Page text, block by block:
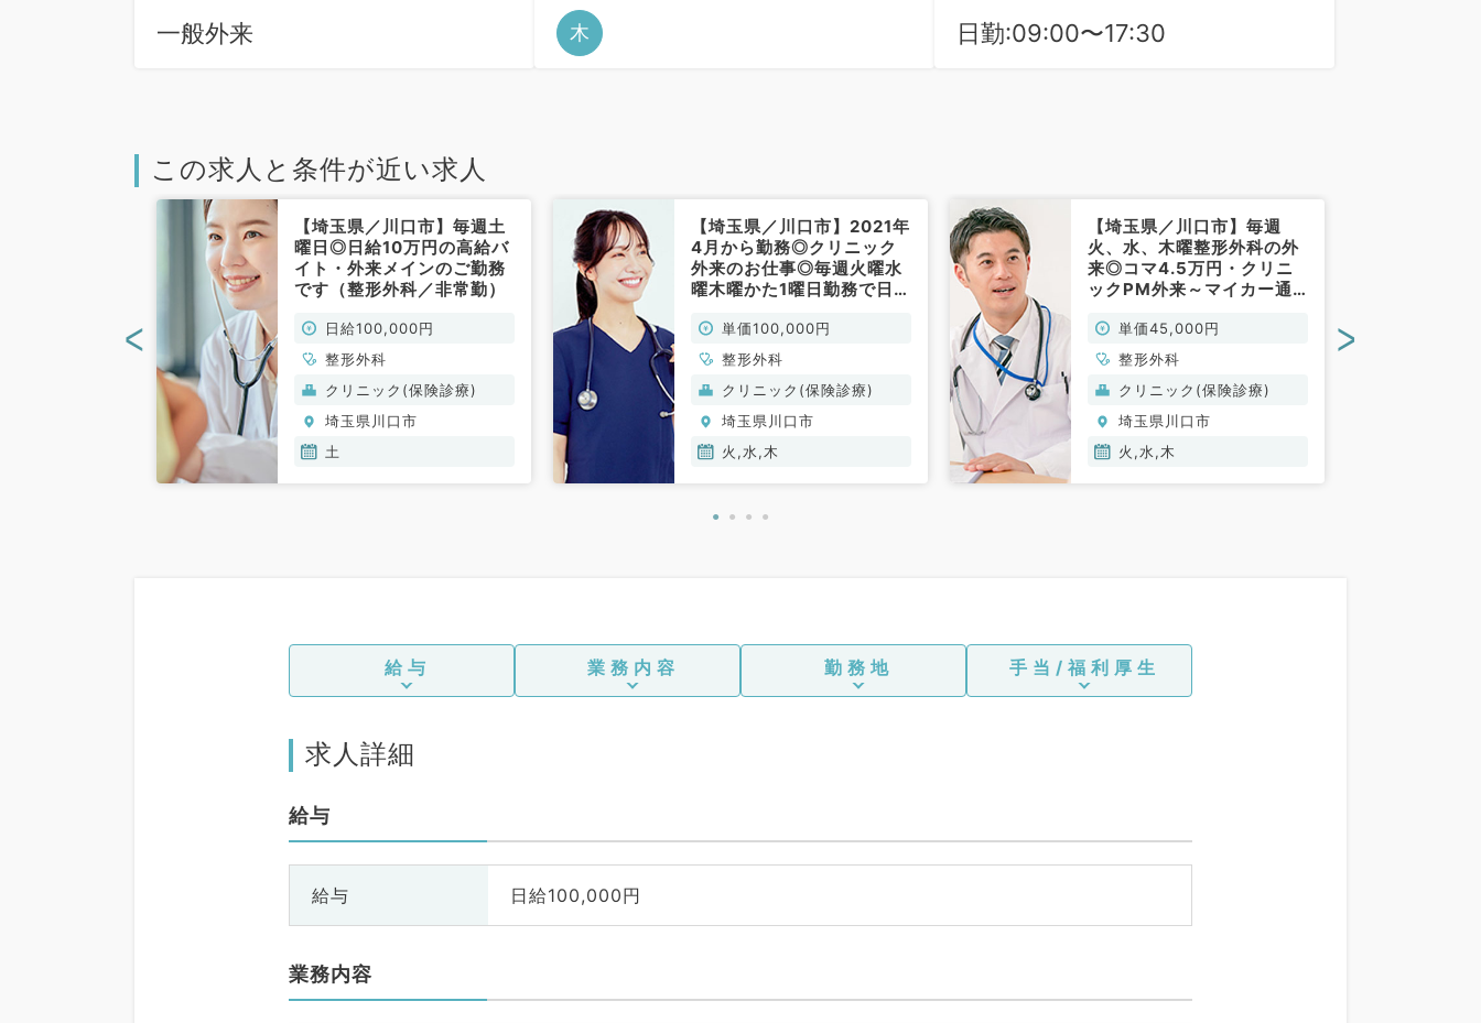
一般外来 木 日勤:09:00〜17:30
この求人と条件が近い求人
【埼玉県／川口市】毎週土
曜日◎日給10万円の高給バ
イト・外来メインのご勤務
です（整形外科／非常勤）
日給100,000円
整形外科
クリニック(保険診療)
埼玉県川口市
土
【埼玉県／川口市】2021年
4月から勤務◎クリニック
外来のお仕事◎毎週火曜水
曜木曜かた1曜日勤務で日給
能◎マイカー通勤可（整形
外科／非常勤）
単価100,000円
整形外科
クリニック(保険診療)
埼玉県川口市
火,水,木
【埼玉県／川口市】毎週
火、水、木曜整形外科の外
来◎コマ4.5万円・クリニ
ックPM外来～マイカー通
勤）単価45,000円
整形外科
クリニック(保険診療)
埼玉県川口市
火,水,木
< >
給与 業務内容 勤務地 手当/福利厚生
求人詳細
給与
給与 日給100,000円
業務内容